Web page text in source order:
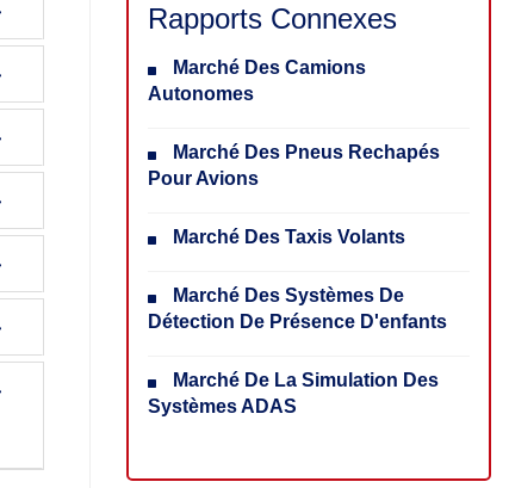
Rapports Connexes
Marché Des Camions
Autonomes
Marché Des Pneus Rechapés
Pour Avions
Marché Des Taxis Volants
Marché Des Systèmes De
Détection De Présence D'enfants
Marché De La Simulation Des
Systèmes ADAS